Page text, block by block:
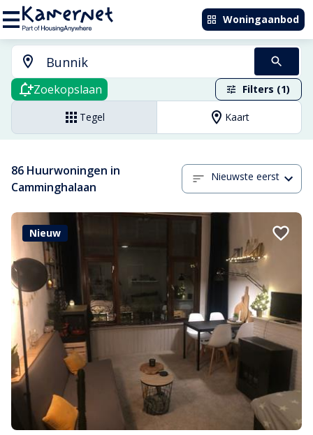
Woningaanbod
Zoekopslaan Filters (1)
Tegel Kaart
86 Huurwoningen in
Camminghalaan
Nieuwste eerst
Nieuw